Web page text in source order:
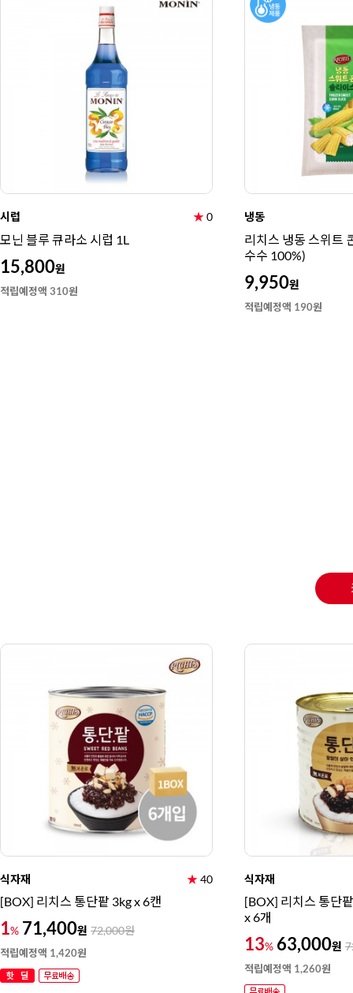
시럽 ★0
모닌 블루 큐라소 시럽 1L
15,800원
적립예정액 310원
냉동
리치스 냉동 스위트
수수 100%)
9,950원
적립예정액 190원
식자재 ★40
[BOX] 리치스 통단팥 3kg x 6캔
1% 71,400원 72,000원
적립예정액 1,420원
식자재
[BOX] 리치스 통단
x 6개
13% 63,000원
적립예정액 1,260원